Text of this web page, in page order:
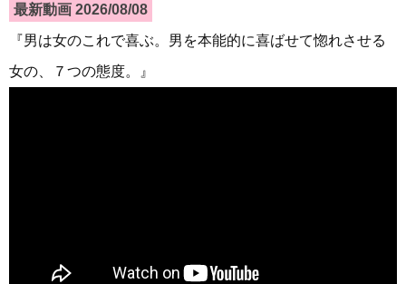
最新動画 2026/08/08
『男は女のこれで喜ぶ。男を本能的に喜ばせて惚れさせる
女の、７つの態度。』